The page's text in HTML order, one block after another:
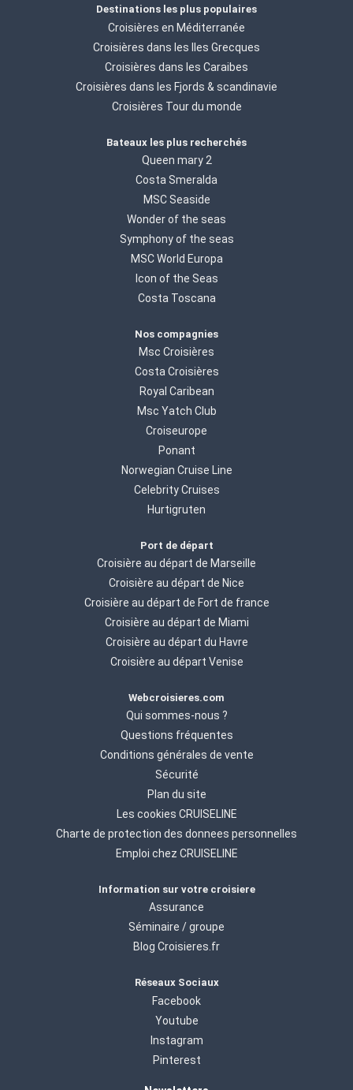
Destinations les plus populaires
Croisières en Méditerranée
Croisières dans les Iles Grecques
Croisières dans les Caraibes
Croisières dans les Fjords & scandinavie
Croisières Tour du monde
Bateaux les plus recherchés
Queen mary 2
Costa Smeralda
MSC Seaside
Wonder of the seas
Symphony of the seas
MSC World Europa
Icon of the Seas
Costa Toscana
Nos compagnies
Msc Croisières
Costa Croisières
Royal Caribean
Msc Yatch Club
Croiseurope
Ponant
Norwegian Cruise Line
Celebrity Cruises
Hurtigruten
Port de départ
Croisière au départ de Marseille
Croisière au départ de Nice
Croisière au départ de Fort de france
Croisière au départ de Miami
Croisière au départ du Havre
Croisière au départ Venise
Webcroisieres.com
Qui sommes-nous ?
Questions fréquentes
Conditions générales de vente
Sécurité
Plan du site
Les cookies CRUISELINE
Charte de protection des donnees personnelles
Emploi chez CRUISELINE
Information sur votre croisiere
Assurance
Séminaire / groupe
Blog Croisieres.fr
Réseaux Sociaux
Facebook
Youtube
Instagram
Pinterest